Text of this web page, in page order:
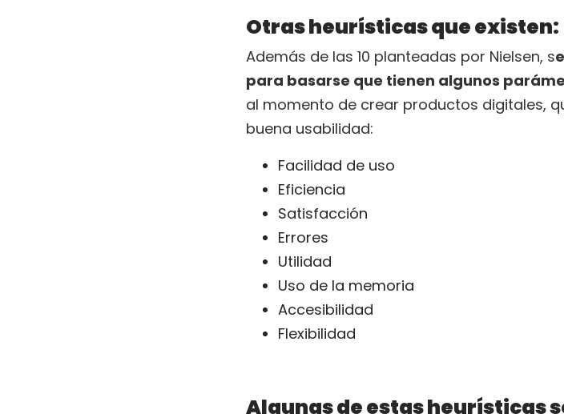
Otras heurísticas que existen:
Además de las 10 planteadas por Nielsen, s
para basarse que tienen algunos
al momento de crear productos digitales,
buena usabilidad:
Facilidad de uso
Eficiencia
Satisfacción
Errores
Utilidad
Uso de la memoria
Accesibilidad
Flexibilidad
Algunas de estas heurísticas